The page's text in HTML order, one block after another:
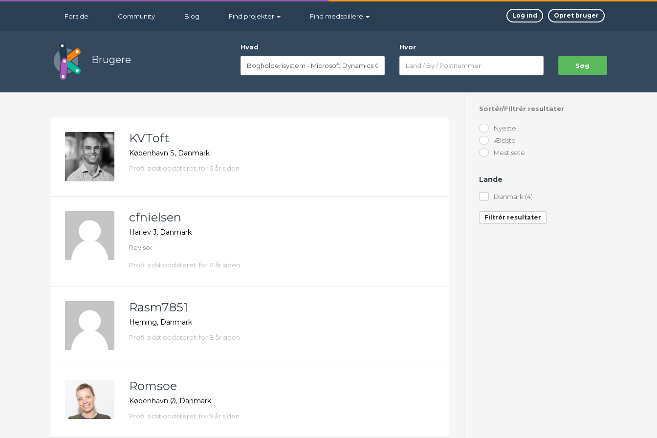
Forside Community Blog Find projekter Find medspillere Log ind Opret bruger
Brugere
Hvad Hvor
Søg
KVToft
København S, Danmark
Profil sidst opdateret: for 6 år siden
cfnielsen
Harlev J, Danmark
Revisor
Profil sidst opdateret: for 8 år siden
Rasm7851
Herning, Danmark
Profil sidst opdateret: for 8 år siden
Romsoe
København Ø, Danmark
Profil sidst opdateret: for 9 år siden
Sortér/Filtrér resultater
Nyeste
Ældste
Mest sete
Lande
Danmark (4)
Filtrér resultater